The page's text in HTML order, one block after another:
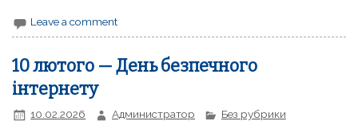
Leave a comment
10 лютого — День безпечного
інтернету
10.02.2026 Администратор Без рубрики